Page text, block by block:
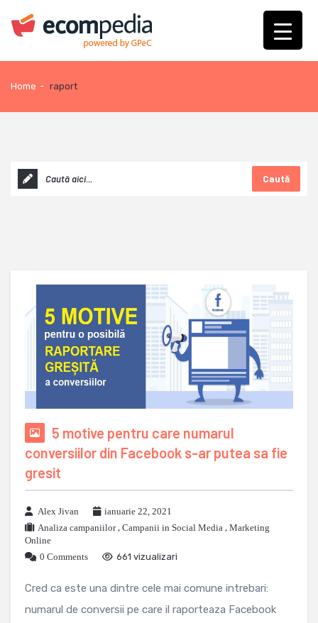
Home - raport
Caută
5 motive pentru care numarul
conversiilor din Facebook s-ar putea sa fie
gresit
Alex Jivan
ianuarie 22, 2021
Analiza campaniilor, Campanii in Social Media , Marketing
Online
0 Comments
661 vizualizari
Cred ca este una dintre cele mai comune intrebari:
numarul de conversii pe care il raporteaza Facebook